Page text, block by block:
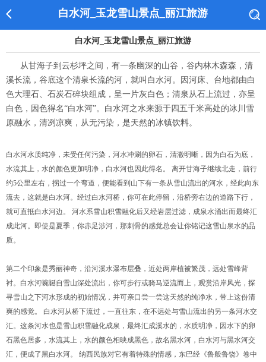
白水河_玉龙雪山景点_丽江旅游
白水河_玉龙雪山景点_丽江旅游
从甘海子到云杉坪之间，有一条幽深的山谷，谷内林木森森，清
溪长流，谷底这个清泉长流的河，就叫白水河。因河床、台地都由白
色大理石、石炭石碎块组成，呈一片灰白色；清泉从石上流过，亦呈
白色，因色得名“白水河”。白水河之水来源于四五千米高处的冰川雪
原融水，清冽凉爽，从无污染，是天然的冰镇饮料。
白水河水质纯净，未受任何污染，河水冲涮的卵石，清澈明晰，因为白石为底，
水流其上，水的颜色更加明净，白水河也因此得名。 离开甘海子继续北走，前行
约5公里左右，拐过一个弯道，便能看到山下有一条从雪山流出的河水，经此向东
流去，这就是白水河。经过白水河桥，你可在此停留，沿桥旁右边的道路下行，
就可直抵白水河边。 河水系雪山积雪融化后又经岩层过滤，成泉水涌出而最终汇
成此河。即使是夏季，你赤足涉河，那刺骨的感觉总会让你铭记这雪山泉水的品
质。
第二个印象是秀丽神奇，沿河溪水瀑布层叠，近处两岸植被繁茂，远处雪峰背
衬。白水河蜿蜒自雪山深处流出，你可步行或骑马逆流而上，观赏沿岸风光，探
寻雪山之下河水形成的初始情况，并可亲口尝一尝这天然的纯净水，带上这份清
爽的感觉。 白水河从桥下流过，一直往东，在不远处与雪山流出的另一条河水交
汇。这条河水也是雪山积雪融化成泉，最终汇成溪水的，水质明净，因水下的卵
石黑色居多，水流其上，水的颜色相映成黑色，故名黑水河，白水河与黑水河交
汇，便成了黑白水河。 纳西民族对它有着特殊的情感，东巴经《鲁般鲁饶》卷中